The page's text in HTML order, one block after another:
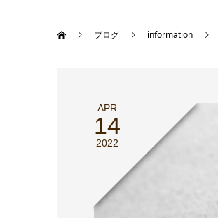
ブログ information
APR
14
2022